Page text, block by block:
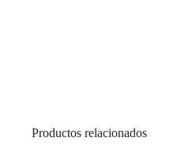
Productos relacionados